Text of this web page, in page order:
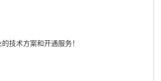
技术方案和开通服务！